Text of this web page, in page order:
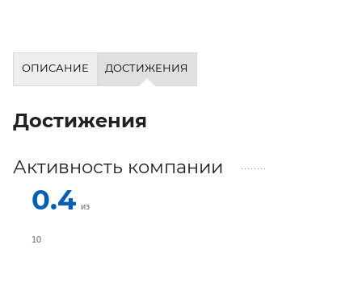
ОПИСАНИЕ ДОСТИЖЕНИЯ
Достижения
Активность компании
0.4 из
10